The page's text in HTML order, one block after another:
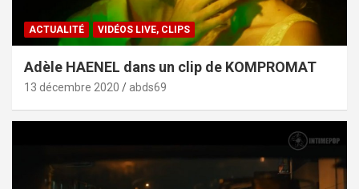
ACTUALITÉ VIDÉOS LIVE, CLIPS
Adèle HAENEL dans un clip de KOMPROMAT
13 décembre 2020 abds69